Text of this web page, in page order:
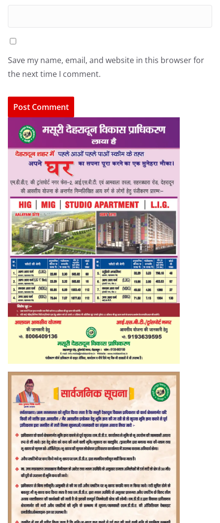
Save my name, email, and website in this browser for
the next time I comment.